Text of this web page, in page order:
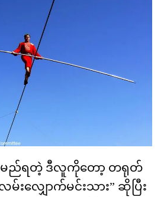
အမည်ရတဲ့ ဒီလူကိုတော့ တရုတ်
မ်းလျှောက်မင်းသား” ဆိုပြီး